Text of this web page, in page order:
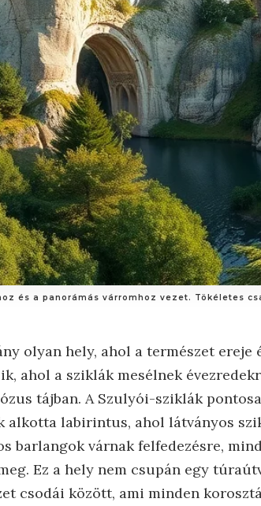
és a panorámás várromhoz vezet. Tökéletes
olyan hely, ahol a természet ereje
ahol a sziklák mesélnek
tájban. A Szulyói-sziklák
alkotta labirintus, ahol látványos
barlangok várnak felfedezésre,
Ez a hely nem csupán egy
csodái között, ami minden